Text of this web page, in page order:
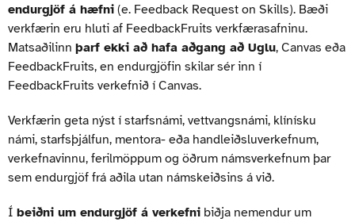
endurgjöf á hæfni (e. Feedback Request on Skills). Bæði
verkfærin eru hluti af FeedbackFruits verkfærasafninu.
Matsaðilinn þarf ekki að hafa aðgang að Uglu, Canvas eða
FeedbackFruits, en endurgjöfin skilar sér inn í
FeedbackFruits verkefnið í Canvas.
Verkfærin geta nýst í starfsnámi, vettvangsnámi, klínísku
námi, starfsþjálfun, mentora- eða handleiðsluverkefnum,
verkefnavinnu, ferilmöppum og öðrum námsverkefnum þar
sem endurgjöf frá aðila utan námskeiðsins á við.
Í beiðni um endurgjöf á verkefni biðja nemendur um